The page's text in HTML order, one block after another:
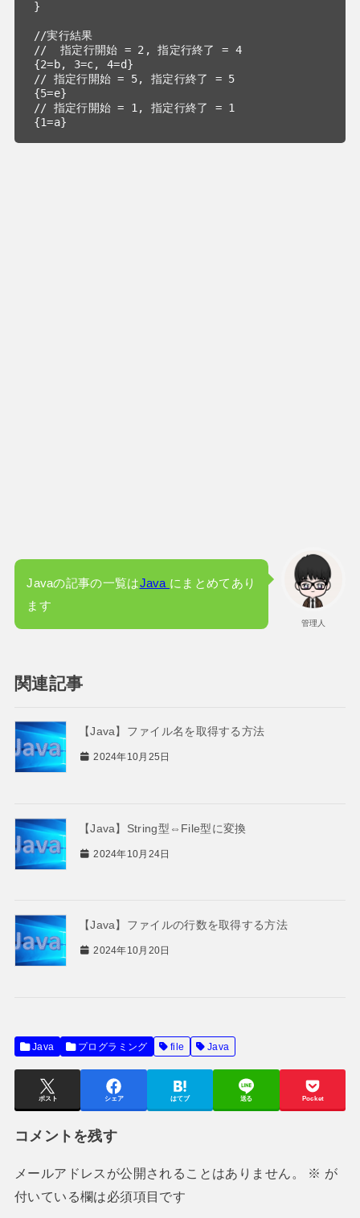
}
//実行結果
//  指定行開始 = 2, 指定行終了 = 4
{2=b, 3=c, 4=d}
// 指定行開始 = 5, 指定行終了 = 5
{5=e}
// 指定行開始 = 1, 指定行終了 = 1
{1=a}
管理人
Javaの記事の一覧はJava にまとめてあり
ます
関連記事
【Java】ファイル名を取得する方法
2024年10月25日
【Java】String型⇔File型に変換
2024年10月24日
【Java】ファイルの行数を取得する方法
2024年10月20日
Java プログラミング file Java
ポスト シェア はてブ 送る Pocket
コメントを残す
メールアドレスが公開されることはありません。 ※ が
付いている欄は必須項目です